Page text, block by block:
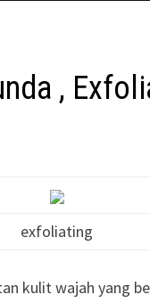
,
exfoliating
kulit wajah yang